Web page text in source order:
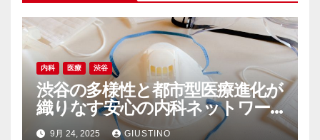
内科 医療 渋谷
渋谷の多様性と都市型医療進化が
織りなす安心の内科ネットワー
ク9月 24, 2025 GIUSTINO